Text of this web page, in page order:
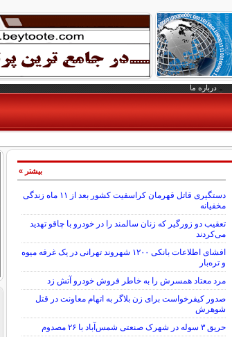
درباره ما
دستگیری قاتل قهرمان کراسفیت کشور بعد از ۱۱ ماه زندگی
مخفیانه
تعقیب دو زورگیر که زنان سالمند را در خودرو با چاقو تهدید
می‌کردند
افشای اطلاعات بانکی ۱۲۰۰ شهروند تهرانی در یک غرفه میوه
و تره‌بار
مرد معتاد همسرش را به خاطر فروش خودرو آتش زد
صدور کیفرخواست برای زن بلاگر به اتهام معاونت در قتل
شوهرش
حریق ۳ سوله در شهرک صنعتی شمس‌آباد با ۲۶ مصدوم
بیشتر »